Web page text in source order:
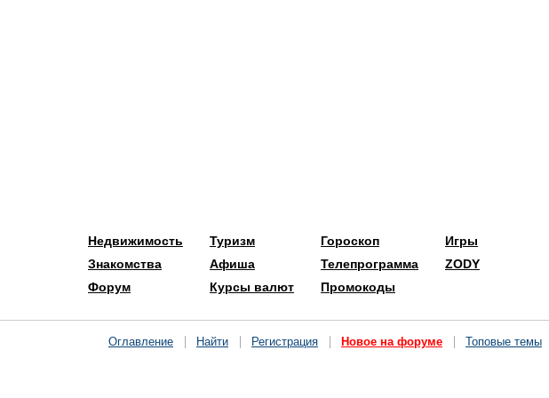
Недвижимость
Знакомства
Форум
Туризм
Афиша
Курсы валют
Гороскоп
Телепрограмма
Промокоды
Игры
ZODY
Оглавление Найти Регистрация Новое на форуме Топовые темы